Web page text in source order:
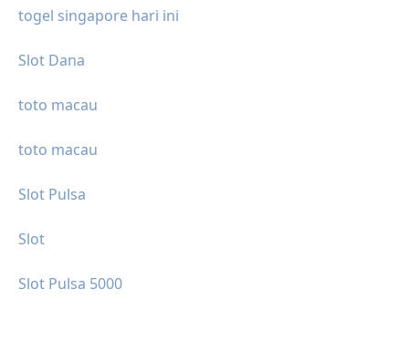
togel singapore hari ini
Slot Dana
toto macau
toto macau
Slot Pulsa
Slot
Slot Pulsa 5000